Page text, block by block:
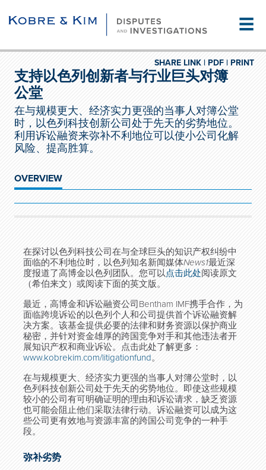
☰
PRINT
PDF |
SHARE LINK |
支持以色列创新者与行业巨头对簿
公堂
在与规模更大、经济实力更强的当事人对簿公堂
时，以色列科技创新公司处于先天的劣势地位。
利用诉讼融资来弥补不利地位可以使小公司化解
风险、提高胜算。
OVERVIEW
在探讨以色列科技公司在与全球巨头的知识产权纠纷中
面临的不利地位时，以色列知名新闻媒体News1最近深
度报道了高博金以色列团队。您可以点击此处阅读原文
（希伯来文）或阅读下面的英文版。
最近，高博金和诉讼融资公司Bentham IMF携手合作，为
面临跨境诉讼的以色列个人和公司提供首个诉讼融资解
决方案。该基金提供必要的法律和财务资源以保护商业
秘密，并针对资金雄厚的跨国竞争对手和其他违法者开
展知识产权和商业诉讼。点击此处了解更多：
www.kobrekim.com/litigationfund。
在与规模更大、经济实力更强的当事人对簿公堂时，以
色列科技创新公司处于先天的劣势地位。即使这些规模
较小的公司有可明确证明的理由和诉讼请求，缺乏资源
也可能会阻止他们采取法律行动。诉讼融资可以成为这
些公司更有效地与资源丰富的跨国公司竞争的一种手
段。
弥补劣势